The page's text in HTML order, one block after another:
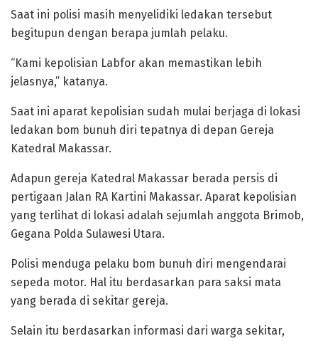
Saat ini polisi masih menyelidiki ledakan tersebut
begitupun dengan berapa jumlah pelaku.
“Kami kepolisian Labfor akan memastikan lebih
jelasnya,” katanya.
Saat ini aparat kepolisian sudah mulai berjaga di lokasi
ledakan bom bunuh diri tepatnya di depan Gereja
Katedral Makassar.
Adapun gereja Katedral Makassar berada persis di
pertigaan Jalan RA Kartini Makassar. Aparat kepolisian
yang terlihat di lokasi adalah sejumlah anggota Brimob,
Gegana Polda Sulawesi Utara.
Polisi menduga pelaku bom bunuh diri mengendarai
sepeda motor. Hal itu berdasarkan para saksi mata
yang berada di sekitar gereja.
Selain itu berdasarkan informasi dari warga sekitar,